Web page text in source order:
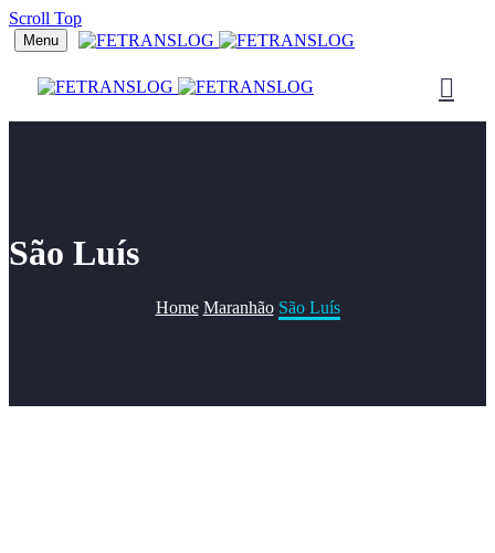
Scroll Top
Menu
São Luís
Home Maranhão São Luís